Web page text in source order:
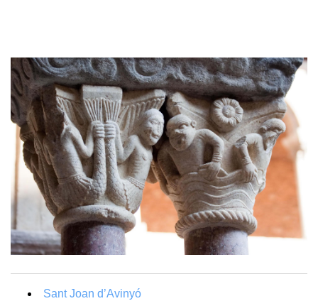
Sant Joan d’Avinyó